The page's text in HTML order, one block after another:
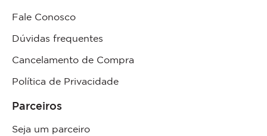
Fale Conosco
Dúvidas frequentes
Cancelamento de Compra
Política de Privacidade
Parceiros
Seja um parceiro